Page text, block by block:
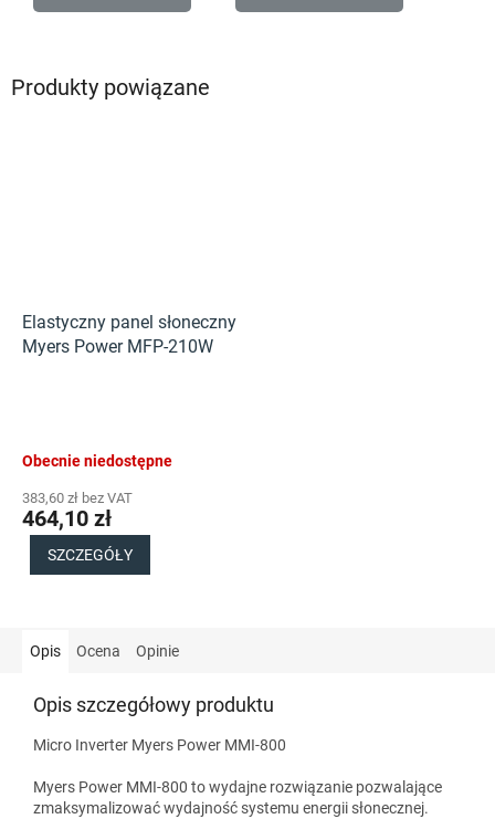
Produkty powiązane
Elastyczny panel słoneczny
Myers Power MFP-210W
Obecnie niedostępne
383,60 zł bez VAT
464,10 zł
SZCZEGÓŁY
Opis Ocena Opinie
Opis szczegółowy produktu
Micro Inverter Myers Power MMI-800
Myers Power MMI-800 to wydajne rozwiązanie pozwalające
zmaksymalizować wydajność systemu energii słonecznej.